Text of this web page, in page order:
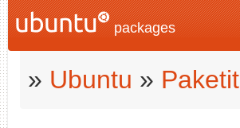
packages
» Ubuntu » Paketit